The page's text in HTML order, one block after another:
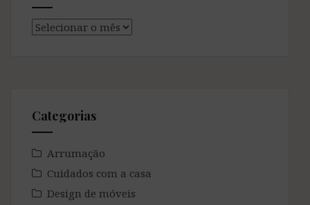
Arquivo
Categorias
Arrumação
Cuidados com a casa
Design de móveis